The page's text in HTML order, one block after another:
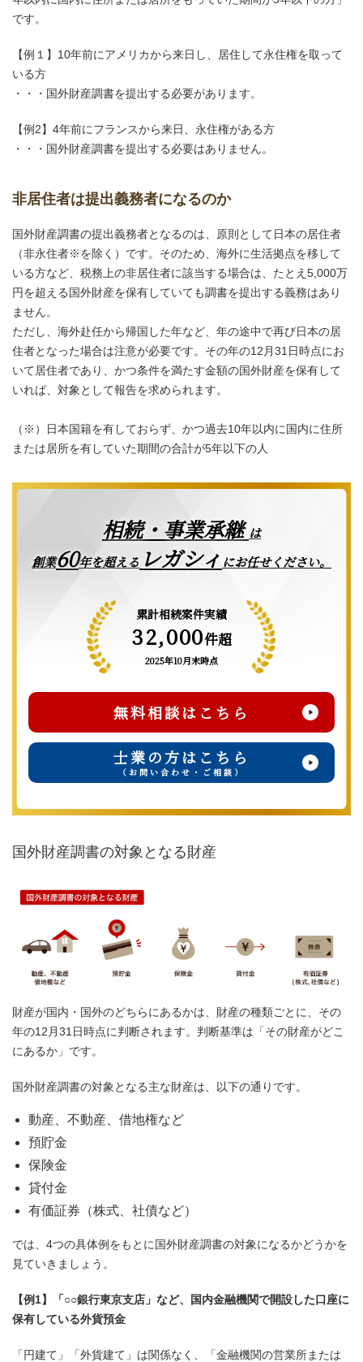
です。
【例１】10年前にアメリカから来日し、居住して永住権を取って
いる方
・・・国外財産調書を提出する必要があります。
【例2】4年前にフランスから来日、永住権がある方
・・・国外財産調書を提出する必要はありません。
非居住者は提出義務者になるのか
国外財産調書の提出義務者となるのは、原則として日本の居住者
（非永住者※を除く）です。そのため、海外に生活拠点を移して
いる方など、税務上の非居住者に該当する場合は、たとえ5,000万
円を超える国外財産を保有していても調書を提出する義務はあり
ません。
ただし、海外赴任から帰国した年など、年の途中で再び日本の居
住者となった場合は注意が必要です。その年の12月31日時点にお
いて居住者であり、かつ条件を満たす金額の国外財産を保有して
いれば、対象として報告を求められます。
（※）日本国籍を有しておらず、かつ過去10年以内に国内に住所
または居所を有していた期間の合計が5年以下の人
相続・事業承継は
創業60年を超える レガシィ にお任せください。
累計相続案件実績
32,000件超
2025年10月末時点
無料相談はこちら
士業の方はこちら
（お問い合わせ・ご相談）
国外財産調書の対象となる財産
財産が国内・国外のどちらにあるかは、財産の種類ごとに、その
年の12月31日時点に判断されます。判断基準は「その財産がどこ
にあるか」です。
国外財産調書の対象となる主な財産は、以下の通りです。
動産、不動産、借地権など
預貯金
保険金
貸付金
有価証券（株式、社債など）
では、4つの具体例をもとに国外財産調書の対象になるかどうかを
見ていきましょう。
【例1】「○○銀行東京支店」など、国内金融機関で開設した口座に
保有している外貨預金
「円建て」「外貨建て」は関係なく、「金融機関の営業所または